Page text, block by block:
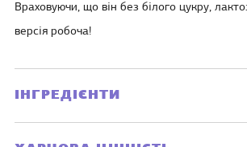
Враховуючи, що він без білого цукру,
версія робоча!
ІНГРЕДІЄНТИ